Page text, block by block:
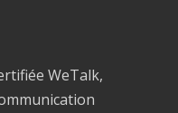
WeTalk,